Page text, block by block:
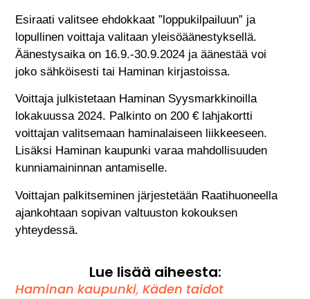
Esiraati valitsee ehdokkaat ”loppukilpailuun” ja
lopullinen voittaja valitaan yleisöäänestyksellä.
Äänestysaika on 16.9.-30.9.2024 ja äänestää voi
joko sähköisesti tai Haminan kirjastoissa.
Voittaja julkistetaan Haminan Syysmarkkinoilla
lokakuussa 2024. Palkinto on 200 € lahjakortti
voittajan valitsemaan haminalaiseen liikkeeseen.
Lisäksi Haminan kaupunki varaa mahdollisuuden
kunniamaininnan antamiselle.
Voittajan palkitseminen järjestetään Raatihuoneella
ajankohtaan sopivan valtuuston kokouksen
yhteydessä.
Lue lisää aiheesta:
Haminan kaupunki,Käden taidot